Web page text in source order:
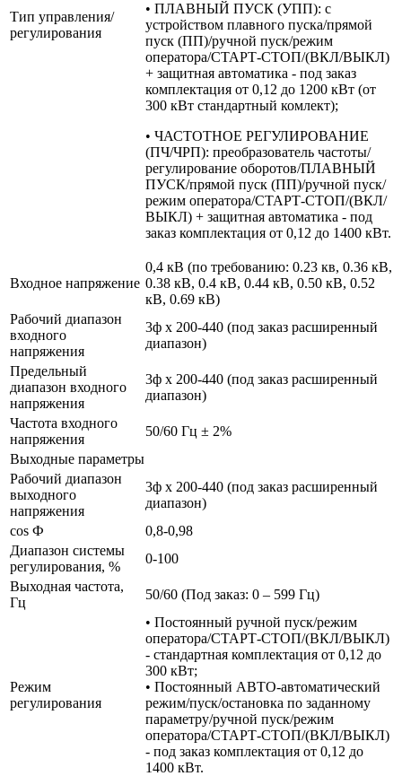
Тип управления/
регулирования
• ПЛАВНЫЙ ПУСК (УПП): с
устройством плавного пуска/прямой
пуск (ПП)/ручной пуск/режим
оператора/СТАРТ-СТОП/(ВКЛ/ВЫКЛ)
+ защитная автоматика - под заказ
комплектация от 0,12 до 1200 кВт (от
300 кВт стандартный комлект);
• ЧАСТОТНОЕ РЕГУЛИРОВАНИЕ
(ПЧ/ЧРП): преобразователь частоты/
регулирование оборотов/ПЛАВНЫЙ
ПУСК/прямой пуск (ПП)/ручной пуск/
режим оператора/СТАРТ-СТОП/(ВКЛ/
ВЫКЛ) + защитная автоматика - под
заказ комплектация от 0,12 до 1400 кВт.
Входное напряжение
0,4 кВ (по требованию: 0.23 кв, 0.36 кВ,
0.38 кВ, 0.4 кВ, 0.44 кВ, 0.50 кВ, 0.52
кВ, 0.69 кВ)
Рабочий диапазон
входного
напряжения
3ф х 200-440 (под заказ расширенный
диапазон)
Предельный
диапазон входного
напряжения
3ф х 200-440 (под заказ расширенный
диапазон)
Частота входного
напряжения
50/60 Гц ± 2%
Выходные параметры
Рабочий диапазон
выходного
напряжения
3ф х 200-440 (под заказ расширенный
диапазон)
cos Ф
0,8-0,98
Диапазон системы
регулирования, %
0-100
Выходная частота,
Гц
50/60 (Под заказ: 0 – 599 Гц)
Режим
регулирования
• Постоянный ручной пуск/режим
оператора/СТАРТ-СТОП/(ВКЛ/ВЫКЛ)
- стандартная комплектация от 0,12 до
300 кВт;
• Постоянный АВТО-автоматический
режим/пуск/остановка по заданному
параметру/ручной пуск/режим
оператора/СТАРТ-СТОП/(ВКЛ/ВЫКЛ)
- под заказ комплектация от 0,12 до
1400 кВт.